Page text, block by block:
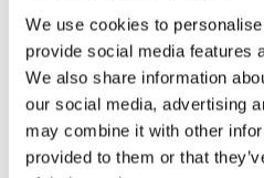
We use cookies to
provide social media features
We also share information
our social media, advertising
may combine it with other
provided to them or that
Jednoduché, ale
na každú príležitosť, z našich
alebo farebnými drahými